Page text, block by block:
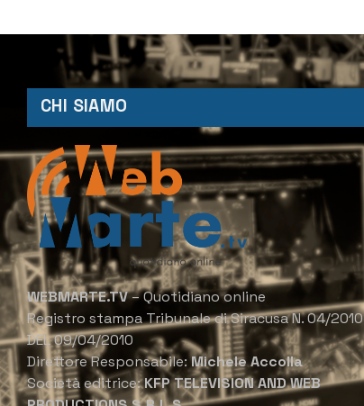
CHI SIAMO
WEBMARTE.TV– Quotidiano online
Registro stampa Tribunale di Siracusa N. 04/2010
DEL 09/04/2010
Direttore Responsabile:Michele Accolla
Società editrice:KFP TELEVISION AND WEB